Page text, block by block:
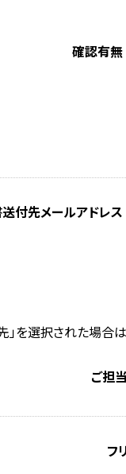
確認有無
付先メールアドレス
」を選択された場合
ご担
フ